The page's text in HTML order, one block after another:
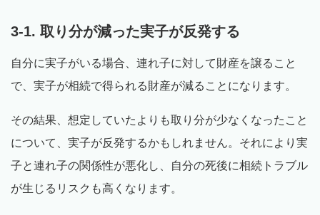
3-1. 取り分が減った実子が反発する
自分に実子がいる場合、連れ子に対して財産を譲ること
で、実子が相続で得られる財産が減ることになります。
その結果、想定していたよりも取り分が少なくなったこと
について、実子が反発するかもしれません。それにより実
子と連れ子の関係性が悪化し、自分の死後に相続トラブル
が生じるリスクも高くなります。